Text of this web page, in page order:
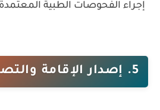
إجراء الفحوصات الطبية
5. إصدار الإقامة والتصاريح